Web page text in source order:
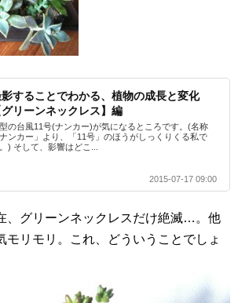
することでわかる、植物の成長と変化
グリーンネックレス】編
の台風11号(ナンカー)が気になるところです。(名称
ナンカー」より、「11号」のほうがしっくりくる私で
) そして、影響はどこ...
2015-07-17 09:00
、グリーンネックレスだけ絶滅…。他
モリモリ。これ、どういうことでしょ